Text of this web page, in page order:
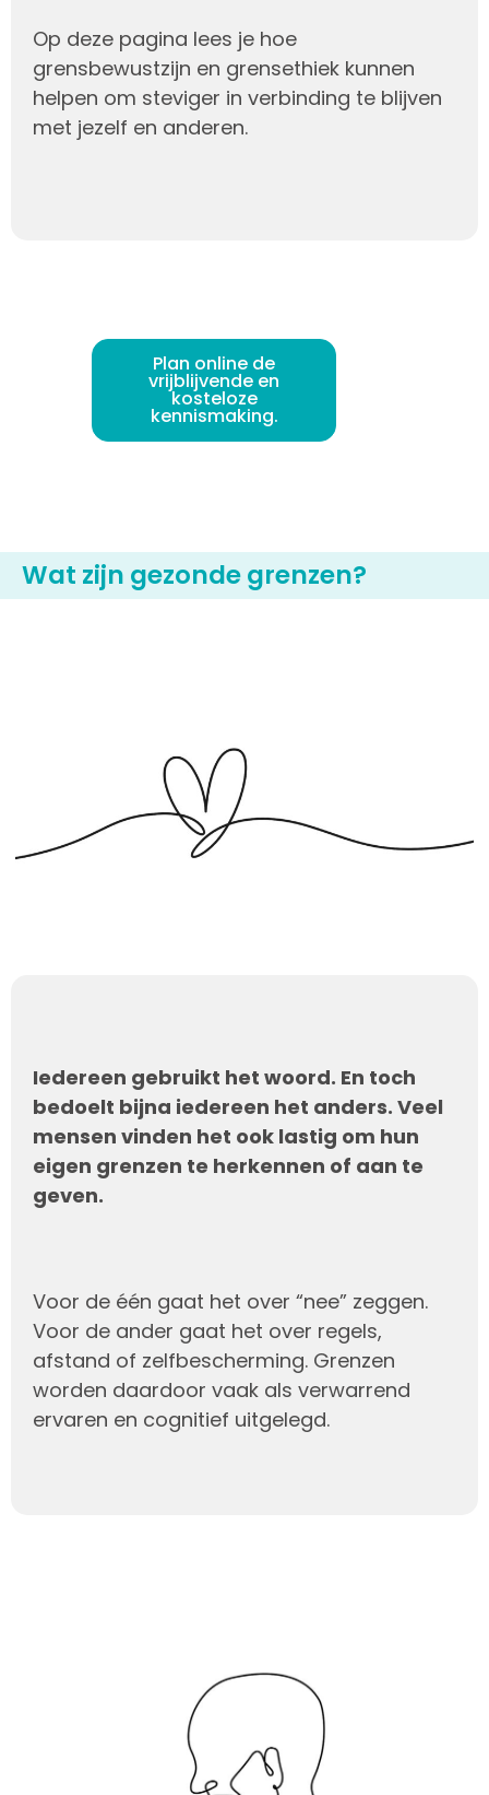
Op deze pagina lees je hoe
grensbewustzijn en grensethiek kunnen
helpen om steviger in verbinding te blijven
met jezelf en anderen.
Plan online de
vrijblijvende en
kosteloze
kennismaking.
Wat zijn gezonde grenzen?
Iedereen gebruikt het woord. En toch
bedoelt bijna iedereen het anders. Veel
mensen vinden het ook lastig om hun
eigen grenzen te herkennen of aan te
geven.
Voor de één gaat het over “nee” zeggen.
Voor de ander gaat het over regels,
afstand of zelfbescherming. Grenzen
worden daardoor vaak als verwarrend
ervaren en cognitief uitgelegd.